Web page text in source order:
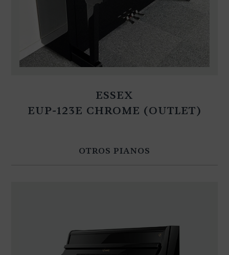
ESSEX
EUP-123E CHROME (OUTLET)
OTROS PIANOS